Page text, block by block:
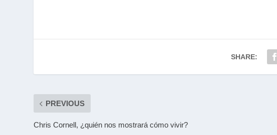
SHARE:
PREVIOUS
Chris Cornell, ¿quién nos mostrará cómo vivir?